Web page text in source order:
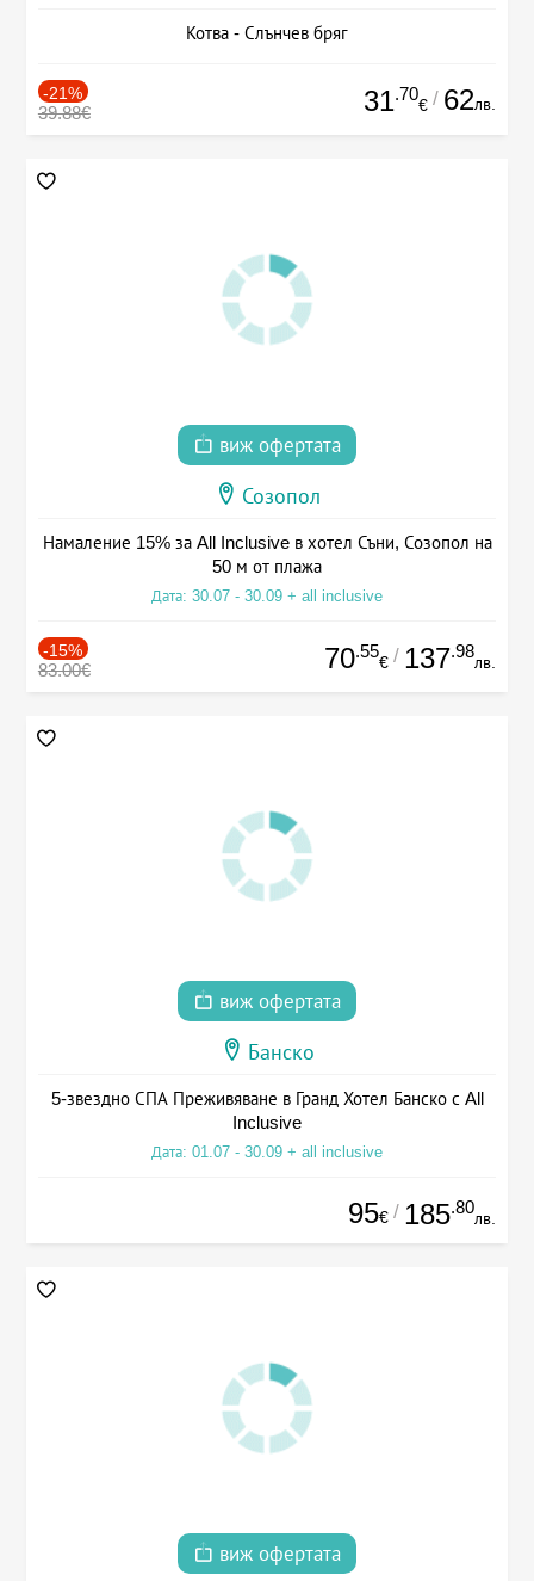
Котва - Слънчев бряг
-21%
39.88€ 31.70
€ / 62лв.
виж офертата
Созопол
Намаление 15% за All Inclusive в хотел Съни, Созопол на
50 м от плажа
Дата: 30.07 - 30.09 + all inclusive
-15%
83.00€ 70.55
€ / 137.98
лв.
виж офертата
Банско
5-звездно СПА Преживяване в Гранд Хотел Банско с All
Inclusive
Дата: 01.07 - 30.09 + all inclusive
95€ / 185.80
лв.
виж офертата